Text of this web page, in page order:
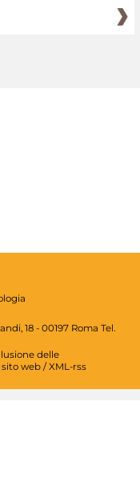
18 - 00197 Roma Tel.
delle
web /XML-rss